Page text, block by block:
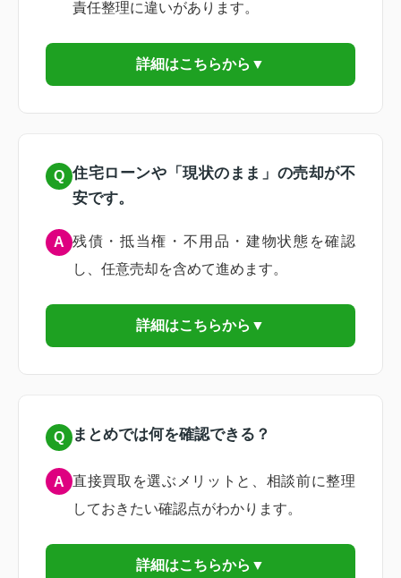
責任整理に違いがあります。
詳細はこちらから▼
Q 住宅ローンや「現状のまま」の売却が不
安です。
A 残債・抵当権・不用品・建物状態を確認
し、任意売却を含めて進めます。
詳細はこちらから▼
Q まとめでは何を確認できる？
A 直接買取を選ぶメリットと、相談前に整理
しておきたい確認点がわかります。
詳細はこちらから▼